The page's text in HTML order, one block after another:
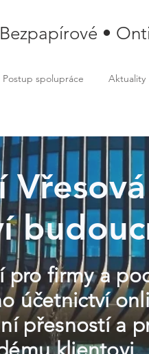
•
Postup spolupráce Aktuality
firmy a
účetnictví
přesností a